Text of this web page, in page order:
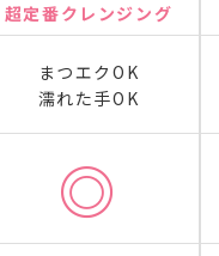
超定番クレンジング
まつエクOK
濡れた手OK
◎